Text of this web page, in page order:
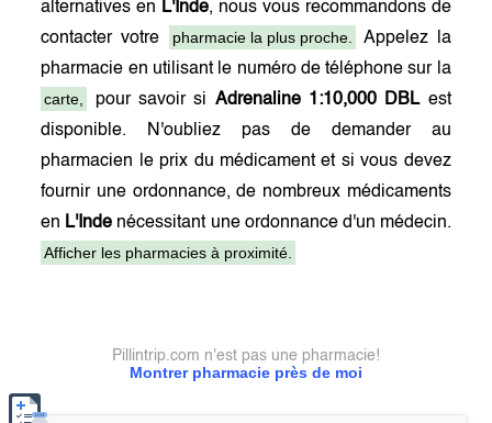
alternatives en L'Inde, nous vous recommandons de
contacter votre
pharmacie la plus proche.
Appelez la
pharmacie en utilisant le numéro de téléphone sur la
carte,
pour savoir si Adrenaline 1:10,000 DBLest
disponible. N'oubliez pas de demander au
pharmacien le prix du médicament et si vous devez
fournir une ordonnance, de nombreux médicaments
en L'Inde nécessitant une ordonnance d'un médecin.
Afficher les pharmacies à proximité.
Montrer pharmacie près de moi
Pillintrip.com n'est pas une pharmacie!